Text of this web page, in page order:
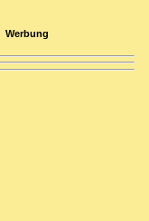
Werbung